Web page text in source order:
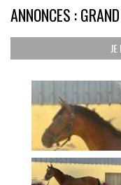
ANNONCES :